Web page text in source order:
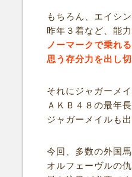
もちろん、エイシ
昨年３着など、能
ノーマークで乗れ
思う存分力を出し
それにジャガーメ
ＡＫＢ４８の最年
ジャガーメイルも
今回、多数の外国
オルフェーヴルの仇